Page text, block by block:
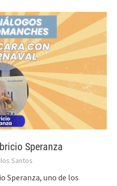
Speranza
Santos
Speranza, uno de los